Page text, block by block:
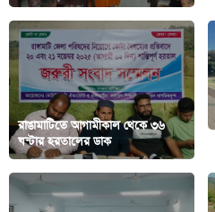
রাঙামাটিতে আগামীকাল থেকে ৩৬
ঘন্টার হরতালের ডাক